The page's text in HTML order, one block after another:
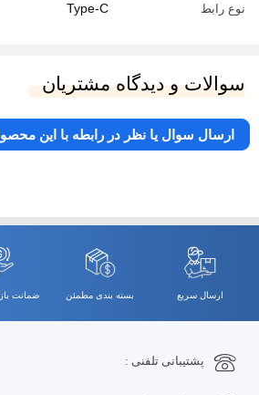
نوع رابط Type-C
سوالات و دیدگاه مشتریان
ارسال سوال یا نظر در رابطه با این
ارسال سریع بسته بندی مطمئن ضمانت
پشتیبانی تلفنی :